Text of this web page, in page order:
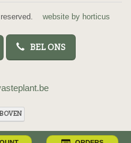
website by horticus
BEL ONS